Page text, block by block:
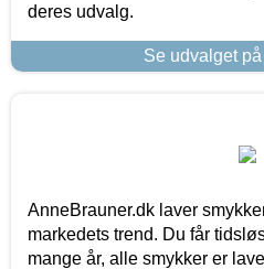
deres udvalg.
Se udvalget
AnneBrauner.dk laver
markedets trend. Du får
mange år, alle smykker er